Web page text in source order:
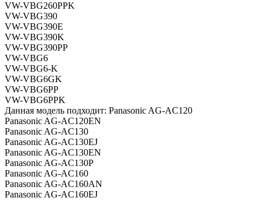
VW-VBG260PPK
VW-VBG390
VW-VBG390E
VW-VBG390K
VW-VBG390PP
VW-VBG6
VW-VBG6-K
VW-VBG6GK
VW-VBG6PP
VW-VBG6PPK
Данная модель подходит: Panasonic AG-AC120
Panasonic AG-AC120EN
Panasonic AG-AC130
Panasonic AG-AC130EJ
Panasonic AG-AC130EN
Panasonic AG-AC130P
Panasonic AG-AC160
Panasonic AG-AC160AN
Panasonic AG-AC160EJ